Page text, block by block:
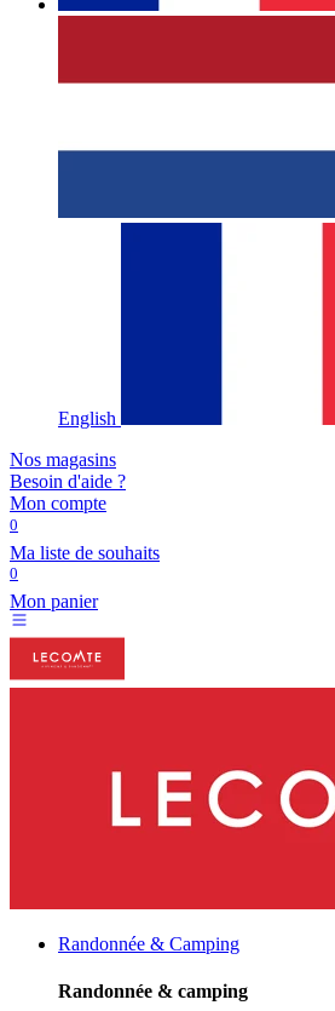
English
Nos magasins
Besoin d'aide ?
Mon compte
0
Ma liste de souhaits
0
Mon panier
Randonnée & Camping
Randonnée & camping